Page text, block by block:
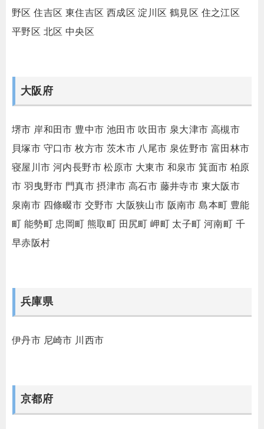
野区 住吉区 東住吉区 西成区 淀川区 鶴見区 住之江区
平野区 北区 中央区
大阪府
堺市 岸和田市 豊中市 池田市 吹田市 泉大津市 高槻市
貝塚市 守口市 枚方市 茨木市 八尾市 泉佐野市 富田林市
寝屋川市 河内長野市 松原市 大東市 和泉市 箕面市 柏原
市 羽曳野市 門真市 摂津市 高石市 藤井寺市 東大阪市
泉南市 四條畷市 交野市 大阪狭山市 阪南市 島本町 豊能
町 能勢町 忠岡町 熊取町 田尻町 岬町 太子町 河南町 千
早赤阪村
兵庫県
伊丹市 尼崎市 川西市
京都府